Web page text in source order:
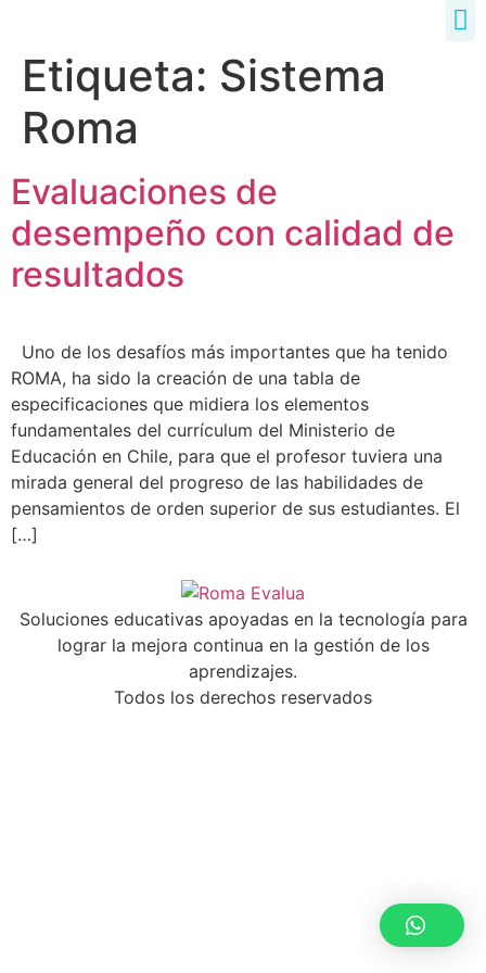
Etiqueta: Sistema
Roma
Evaluaciones de
desempeño con calidad de
resultados
Uno de los desafíos más importantes que ha tenido
ROMA, ha sido la creación de una tabla de
especificaciones que midiera los elementos
fundamentales del currículum del Ministerio de
Educación en Chile, para que el profesor tuviera una
mirada general del progreso de las habilidades de
pensamientos de orden superior de sus estudiantes. El
[…]
Soluciones educativas apoyadas en la tecnología para
lograr la mejora continua en la gestión de los
aprendizajes.
Todos los derechos reservados